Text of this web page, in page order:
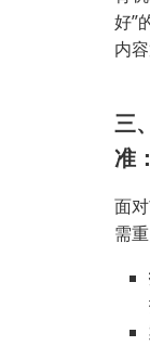
好”
内
三
准
面
需